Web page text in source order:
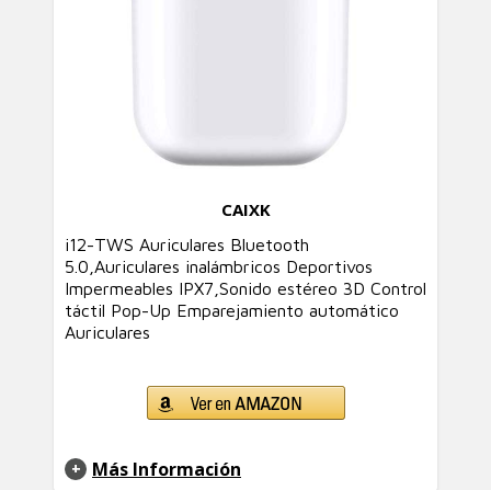
CAIXK
i12-TWS Auriculares Bluetooth
5.0,Auriculares inalámbricos Deportivos
Impermeables IPX7,Sonido estéreo 3D Control
táctil Pop-Up Emparejamiento automático
Auriculares
Más Información